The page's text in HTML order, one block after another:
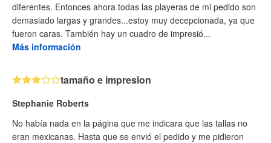
diferentes. Entonces ahora todas las playeras de mi pedido son
demasiado largas y grandes...estoy muy decepcionada, ya que
fueron caras. También hay un cuadro de impresió...
Más información
tamaño e impresion
Stephanie Roberts
No había nada en la página que me indicara que las tallas no
eran mexicanas. Hasta que se envió el pedido y me pidieron